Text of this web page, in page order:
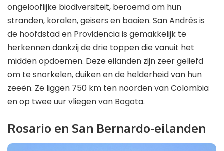
ongelooflijke biodiversiteit, beroemd om hun
stranden, koralen, geisers en baaien. San Andrés is
de hoofdstad en Providencia is gemakkelijk te
herkennen dankzij de drie toppen die vanuit het
midden opdoemen. Deze eilanden zijn zeer geliefd
om te snorkelen, duiken en de helderheid van hun
zeeën. Ze liggen 750 km ten noorden van Colombia
en op twee uur vliegen van Bogota.
Rosario en San Bernardo-eilanden